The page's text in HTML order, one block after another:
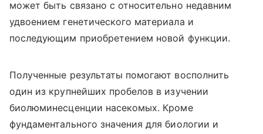
может быть связано с относительно недавним
удвоением генетического материала и
последующим приобретением новой функции.
Полученные результаты помогают восполнить
один из крупнейших пробелов в изучении
биолюминесценции насекомых. Кроме
фундаментального значения для биологии и